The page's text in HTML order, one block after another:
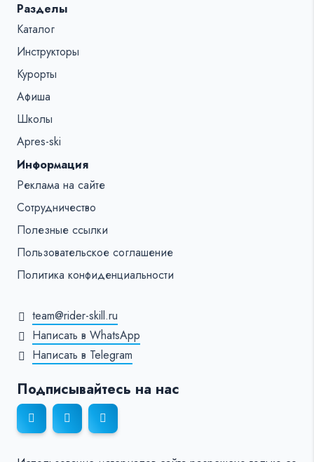
Разделы
Каталог
Инструкторы
Курорты
Афиша
Школы
Apres-ski
Информация
Реклама на сайте
Сотрудничество
Полезные ссылки
Пользовательское соглашение
Политика конфиденциальности
team@rider-skill.ru
Написать в WhatsApp
Написать в Telegram
Подписывайтесь на нас